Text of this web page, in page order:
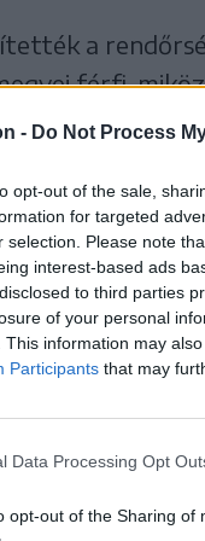
- Do Not Process
opt-out of the sale,
for targeted
selection. Please note
interest-based ads
to third parties
of your personal
This information may
Participants that may
Data Processing Opt
opt-out of the Sharing of
a
férfi,
irányába
férfi vezette
csíkszeredai
alatt –